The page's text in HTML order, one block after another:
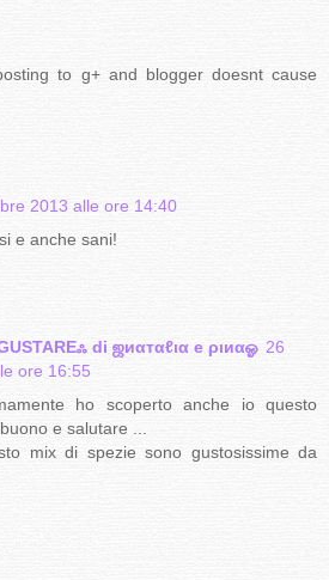
to g+ and blogger doesnt cause
2013 alle ore 14:40
e anche sani!
di ஜиαтαℓια e ριиαஓ 26
ore 16:55
ho scoperto anche io questo
e salutare ...
mix di spezie sono gustosissime da